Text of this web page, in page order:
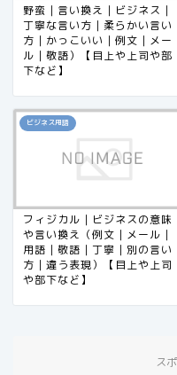
野蛮｜言い換え｜ビジネス｜
丁寧な言い方｜柔らかい言い
方｜かっこいい｜例文｜メー
ル｜敬語）【目上や上司や部
下など】
ビジネス用語
フィジカル｜ビジネスの意味
や言い換え（例文｜メール｜
用語｜敬語｜丁寧｜別の言い
方｜違う表現）【目上や上司
や部下など】
ス